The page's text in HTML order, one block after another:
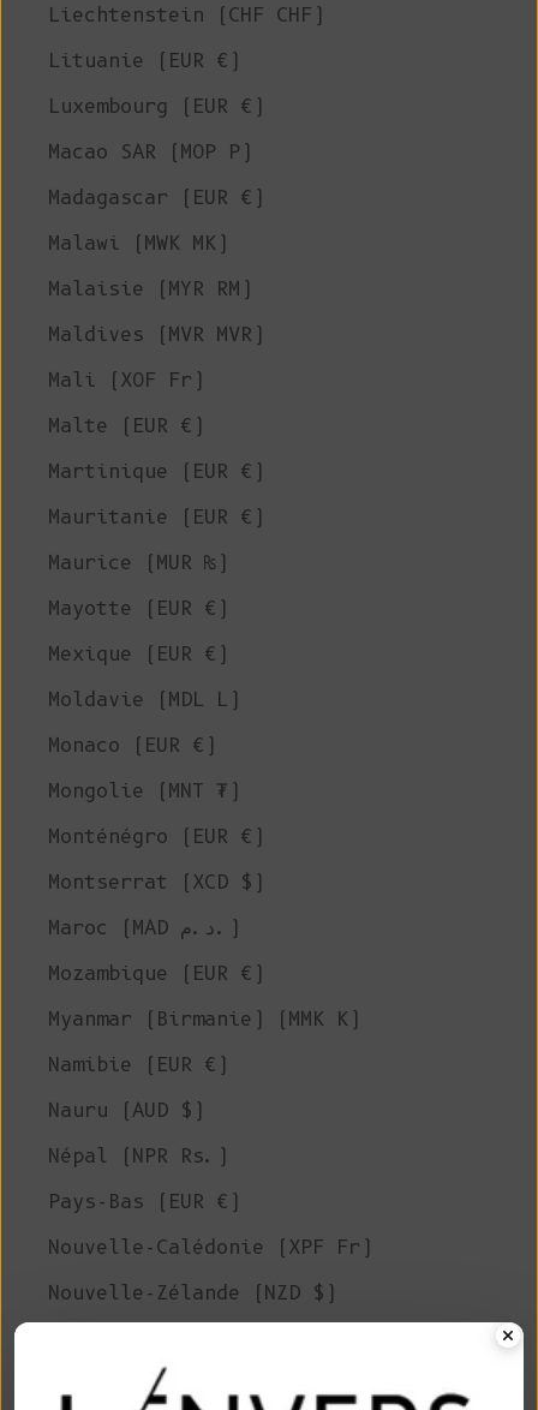
Liechtenstein (CHF CHF)
Lituanie (EUR €)
Luxembourg (EUR €)
Macao SAR (MOP P)
Madagascar (EUR €)
Malawi (MWK MK)
Malaisie (MYR RM)
Maldives (MVR MVR)
Mali (XOF Fr)
Malte (EUR €)
Martinique (EUR €)
Mauritanie (EUR €)
Maurice (MUR ₨)
Mayotte (EUR €)
Mexique (EUR €)
Moldavie (MDL L)
Monaco (EUR €)
Mongolie (MNT ₮)
Monténégro (EUR €)
Montserrat (XCD $)
Maroc (MAD د.م.)
Mozambique (EUR €)
Myanmar (Birmanie) (MMK K)
Namibie (EUR €)
Nauru (AUD $)
Népal (NPR Rs.)
Pays-Bas (EUR €)
Nouvelle-Calédonie (XPF Fr)
Nouvelle-Zélande (NZD $)
Niger (XOF Fr)